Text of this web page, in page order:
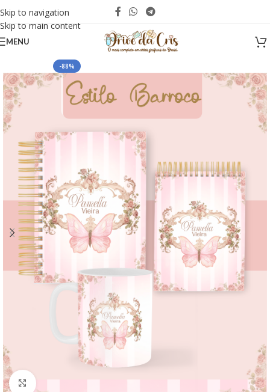
Skip to navigation
Skip to main content
MENU
-88%
Click to enlarge